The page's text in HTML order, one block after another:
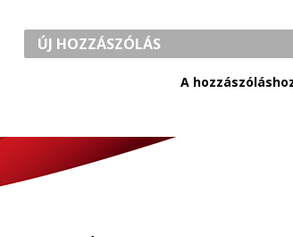
ÚJ HOZZÁSZÓLÁS
A